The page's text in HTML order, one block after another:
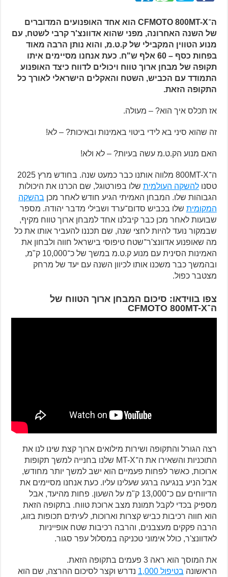
ה־CFMOTO 800MT-X הוא אחד האופנועים המדוברים
של השנה האחרונה, מפני שהוא אדוונצ'ר קרבי לשטח, עם
מנוע הטווין המקבילי של ק.ט.מ, והוא נותן הרבה מאוד
בפחות כסף – 60 אלף ש"ח. כעת אנחנו מסיימים איתו
תקופה של מבחן ארוך טווח ויכולים לדווח כיצד האופנוע
התמודד עם הכביש, השטח והאקלים הישראלי לאורך כל
התקופה הזאת.
אז תכלס איך הוא? – מעולה.
זה שהוא סיני בא לידי ביטוי באמינות ובאיכות? – לא!
האם מנוע הק.ט.מ עשה בעיות? – לא ולא!
ה־800MT-X מלווה אותנו כבר כמעט שנה. בחודש מרץ 2025
טסנולהשקה העולמית שלו בפורטוגל, שם הכרנו את היכולות
הגבוהות שלו. המבחן האמיתי הגיע חודש לאחר מכן בהשקה
המקומית שלו בכביש סדום־ערד ושבילי מדבר יהודה. מספר
שבועות לאחר מכן כבר קיבלנו אחד למבחן ארוך טווח מקיף,
שבמקור נועד להיות לחצי שנה, שם תכננו להעביר אותו את כל
מה שאופנוע אדוונצ'ר־שטח טיפוסי בישראל חווה ולבחון את
האמינות הסינית עם מנוע ק.ט.מ במשך של כ־10,000 ק"מ,
ובהמשך כבר משכנו אותו לכיוון השנה עם יעד של מרחק
מצטבר כפול.
צפו בווידאו: סיכום המבחן ארוך הטווח של
ה־CFMOTO 800MT-X
רצה הגורל והתקופה ושירות מילואים ארוך קצת שינו לנו את
התוכניות והשאירו את ה־MT-X שלנו בחנייה למשך תקופות
ארוכות, כאשר לפחות פעמיים הוא ישב למשך יותר מחודש,
אבל הניע בנגיעה ברגע שעלינו עליו. כעת אנחנו מסיימים את
הדיווחים עם כ־13,000 ק"מ על השעון. פחות מהיעד, אבל
מספיק בכדי לקבל תמונת מצב ארוכת טווח. בתקופה הזאת
הוא חווה רכיבות כביש קצרות וארוכות, לעיתים תכופות בזוג,
הרבה פקקים מעצבנים, והרבה רכיבות שטח אופייניות
לאדוונצ'ר, כולל אימוני טכניקה במסלול עפר סגור.
את המוסך הוא ראה 3 פעמים בתקופה הזאת.
הראשונה בטיפול 1,000
נדרש וקצר לסיכום ההרצה, שם הוא